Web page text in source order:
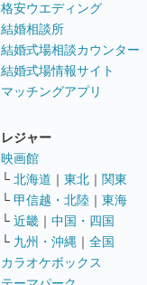
格安ウエディング
結婚相談所
結婚式場相談カウンター
結婚式場情報サイト
マッチングアプリ
レジャー
映画館
└ 北海道 ｜ 東北 ｜ 関東
└ 甲信越・北陸 ｜ 東海
└ 近畿 ｜ 中国・四国
└ 九州・沖縄 ｜ 全国
カラオケボックス